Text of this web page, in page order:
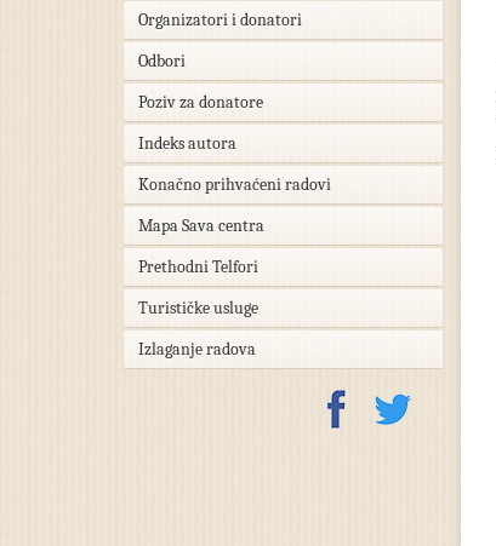
Organizatori i donatori
Odbori
Poziv za donatore
Indeks autora
Konačno prihvaćeni radovi
Mapa Sava centra
Prethodni Telfori
Turističke usluge
Izlaganje radova